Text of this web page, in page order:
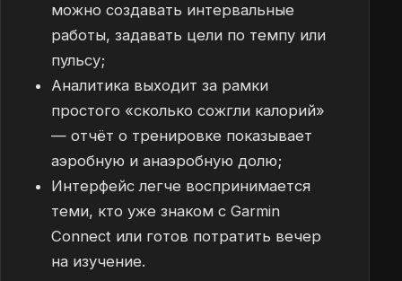
можно создавать интервальные
работы, задавать цели по темпу или
пульсу;
Аналитика выходит за рамки
простого «сколько сожгли калорий»
— отчёт о тренировке показывает
аэробную и анаэробную долю;
Интерфейс легче воспринимается
теми, кто уже знаком с Garmin
Connect или готов потратить вечер
на изучение.